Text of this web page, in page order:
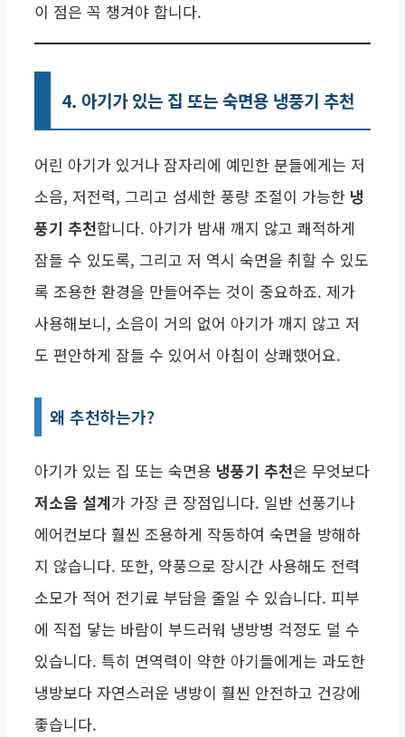
이 점은 꼭 챙겨야 합니다.
4. 아기가 있는 집 또는 숙면용 냉풍기 추천
어린 아기가 있거나 잠자리에 예민한 분들에게는 저
소음, 저전력, 그리고 섬세한 풍량 조절이 가능한 냉
풍기 추천합니다. 아기가 밤새 깨지 않고 쾌적하게
잠들 수 있도록, 그리고 저 역시 숙면을 취할 수 있도
록 조용한 환경을 만들어주는 것이 중요하죠. 제가
사용해보니, 소음이 거의 없어 아기가 깨지 않고 저
도 편안하게 잠들 수 있어서 아침이 상쾌했어요.
왜 추천하는가?
아기가 있는 집 또는 숙면용 냉풍기 추천은 무엇보다
저소음 설계가 가장 큰 장점입니다. 일반 선풍기나
에어컨보다 훨씬 조용하게 작동하여 숙면을 방해하
지 않습니다. 또한, 약풍으로 장시간 사용해도 전력
소모가 적어 전기료 부담을 줄일 수 있습니다. 피부
에 직접 닿는 바람이 부드러워 냉방병 걱정도 덜 수
있습니다. 특히 면역력이 약한 아기들에게는 과도한
냉방보다 자연스러운 냉방이 훨씬 안전하고 건강에
좋습니다.